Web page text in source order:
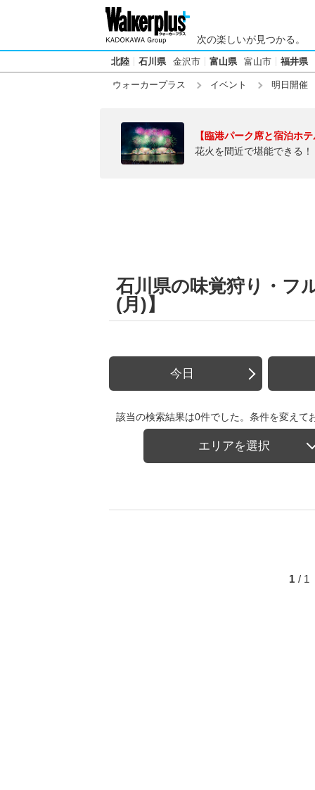
次の楽しいが見つかる。
北陸 石川県 金沢市 富山県 富山市 福井県
ウォーカープラス イベント 明日開催
【臨港パーク席と宿泊ホ
花火を間近で堪能できる
石川県の味覚狩り・フ
(月)】
今日
該当の検索結果は0件でした。条件を変えて
エリアを選択
1 / 1